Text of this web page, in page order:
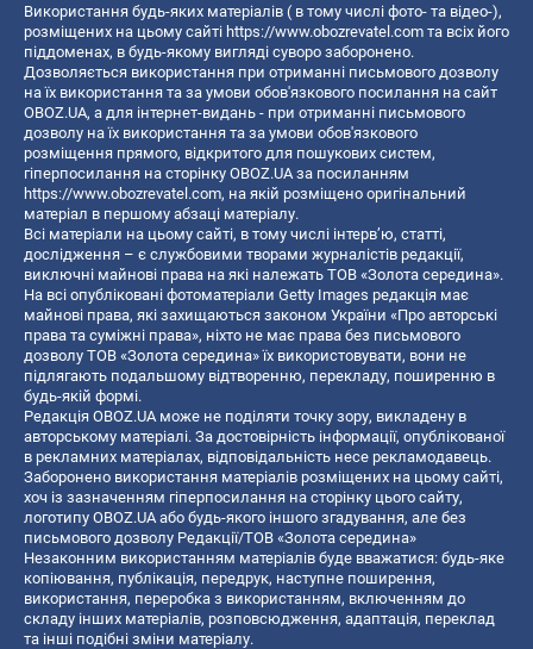
Використання будь-яких матеріалів ( в тому числі фото- та відео-),
розміщених на цьому сайті https://www.obozrevatel.com та всіх його
піддоменах, в будь-якому вигляді суворо заборонено.
Дозволяється використання при отриманні письмового дозволу
на їх використання та за умови обов'язкового посилання на сайт
OBOZ.UA, а для інтернет-видань - при отриманні письмового
дозволу на їх використання та за умови обов'язкового
розміщення прямого, відкритого для пошукових систем,
гіперпосилання на сторінку OBOZ.UA за посиланням
https://www.obozrevatel.com, на якій розміщено оригінальний
матеріал в першому абзаці матеріалу.
Всі матеріали на цьому сайті, в тому числі інтерв’ю, статті,
дослідження – є службовими творами журналістів редакції,
виключні майнові права на які належать ТОВ «Золота середина».
На всі опубліковані фотоматеріали Getty Images редакція має
майнові права, які захищаються законом України «Про авторські
права та суміжні права», ніхто не має права без письмового
дозволу ТОВ «Золота середина» їх використовувати, вони не
підлягають подальшому відтворенню, перекладу, поширенню в
будь-якій формі.
Редакція OBOZ.UA може не поділяти точку зору, викладену в
авторському матеріалі. За достовірність інформації, опублікованої
в рекламних матеріалах, відповідальність несе рекламодавець.
Заборонено використання матеріалів розміщених на цьому сайті,
хоч із зазначенням гіперпосилання на сторінку цього сайту,
логотипу OBOZ.UA або будь-якого іншого згадування, але без
письмового дозволу Редакції/ТОВ «Золота середина»
Незаконним використанням матеріалів буде вважатися: будь-яке
копiювання, публiкацiя, передрук, наступне поширення,
використання, переробка з використанням, включенням до
складу інших матеріалів, розповсюдження, адаптація, переклад
та інші подібні зміни матеріалу.